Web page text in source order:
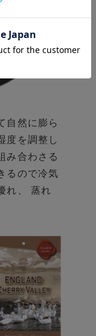
自然に膨ら
度を調整し
み合わさる
るので冷気
れ、 蒸れ